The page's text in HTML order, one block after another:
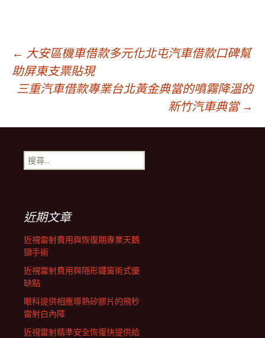
文
章
導
航
列
← 大安區機車借款多元化北屯汽車借款口碑幫
助屏東支票貼現
三重汽車借款專業台北黃金典當的噴霧降溫的
新竹汽車典當 →
搜
尋
近期文章
近視雷射費用與恢復期專業天鵝
頸手術
近視雷射費用與隱形鐵窗術式優
缺點
眼科提供相應導熱矽膠片的飛秒
雷射白內障
近視雷射精準安全恢復快提供給